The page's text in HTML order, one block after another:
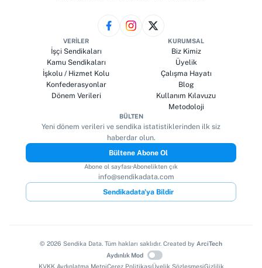
VERILER
İşçi Sendikaları
Kamu Sendikaları
İşkolu / Hizmet Kolu
Konfederasyonlar
Dönem Verileri
KURUMSAL
Biz Kimiz
Üyelik
Çalışma Hayatı
Blog
Kullanım Kılavuzu
Metodoloji
BÜLTEN
Yeni dönem verileri ve sendika istatistiklerinden ilk siz
haberdar olun.
Bültene Abone Ol
Abone ol sayfası·Abonelikten çık
info@sendikadata.com
Sendikadata'ya Bildir
© 2026 Sendika Data. Tüm hakları saklıdır. Created by ArciTech
Aydınlık Mod
KVKK Aydınlatma MetniÇerez PolitikasıÜyelik SözleşmesiGizlilik